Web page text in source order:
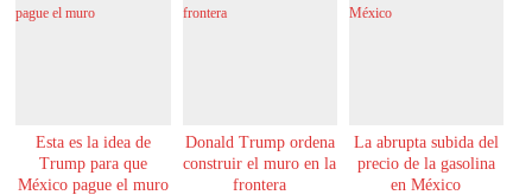
Esta es la idea de
Trump para que
México pague el muro
Donald Trump ordena
construir el muro en la
frontera
La abrupta subida del
precio de la gasolina
en México